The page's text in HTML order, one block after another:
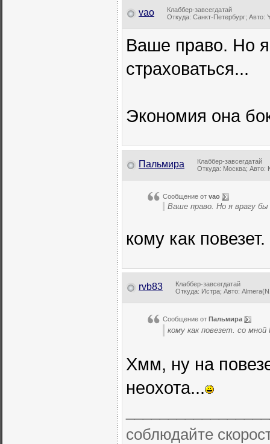
vao
Клаббер-завсегдатай
Откуда: Санкт-Петербург; Авто:
Ваше право. Но
страховаться...
Экономия она
Пальмира
Клаббер-завсегдатай
Откуда: Москва; Авто:
Сообщение от vao
Ваше право. Но я врагу
кому как
rvb83
Клаббер-завсегдатай
Откуда: Истра; Авто:
Сообщение от Пальмира
кому как повезет. со
Хмм, ну на
неохота...
соблюдайте